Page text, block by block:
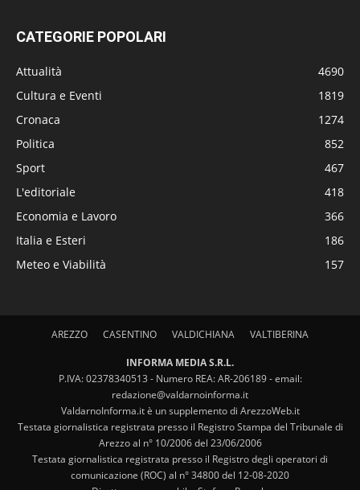
CATEGORIE POPOLARI
Attualità
4690
Cultura e Eventi
1819
Cronaca
1274
Politica
852
Sport
467
L'editoriale
418
Economia e Lavoro
366
Italia e Esteri
186
Meteo e Viabilità
157
AREZZO CASENTINO VALDICHIANA VALTIBERINA
INFORMA MEDIA S.R.L.
P.IVA: 02378340513 - Numero REA: AR-206189 - email:
redazione@valdarnoinforma.it
ValdarnoInforma.it è un supplemento di ArezzoWeb.it
Testata giornalistica registrata presso il Registro Stampa del Tribunale di
Arezzo al n° 10/2006 del 23/06/2006
Testata giornalistica registrata presso il Registro degli operatori di
comunicazione (ROC) al n° 34800 del 12-08-2020